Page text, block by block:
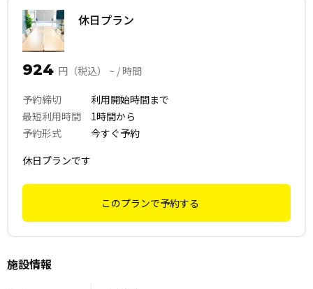
休日プラン
924 円（税込） ~ / 時間
予約締切 利用開始時間まで
最短利用時間 1時間から
予約形式 今すぐ予約
休日プランです
このプランで予約する
施設情報